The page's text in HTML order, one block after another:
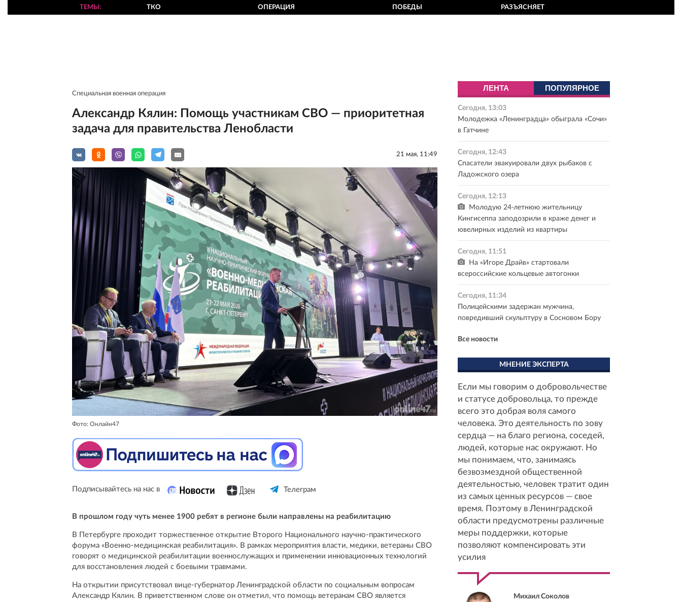
ТЕМЫ ТКО ОПЕРАЦИЯ ПОБЕДЫ РАЗЪЯСНЯЕТ
Специальная военная операция
Александр Кялин: Помощь участникам СВО — приоритетная
задача для правительства Ленобласти
21 мая, 11:49
Фото: Онлайн47
Подписывайтесь на нас в Телеграм
В прошлом году чуть менее 1900 ребят в регионе были направлены на реабилитацию
В Петербурге проходит торжественное открытие Второго Национального научно-практического
форума «Военно-медицинская реабилитация». В рамках мероприятия власти, медики, ветераны СВО
говорят о медицинской реабилитации военнослужащих и применении инновационных технологий
для восстановления людей с боевыми травмами.
На открытии присутствовал вице-губернатор Ленинградской области по социальным вопросам
Александр Кялин. В приветственном слове он отметил, что помощь ветеранам СВО является
ЛЕНТА ПОПУЛЯРНОЕ
Сегодня, 13:03
Молодежка «Ленинградца» обыграла «Сочи»
в Гатчине
Сегодня, 12:43
Спасатели эвакуировали двух рыбаков с
Ладожского озера
Сегодня, 12:13
Молодую 24-летнюю жительницу
Кингисеппа заподозрили в краже денег и
ювелирных изделий из квартиры
Сегодня, 11:51
На «Игоре Драйв» стартовали
всероссийские кольцевые автогонки
Сегодня, 11:34
Полицейскими задержан мужчина,
повредивший скульптуру в Сосновом Бору
Все новости
МНЕНИЕ ЭКСПЕРТА
Если мы говорим о добровольчестве
и статусе добровольца, то прежде
всего это добрая воля самого
человека. Это деятельность по зову
сердца — на благо региона, соседей,
людей, которые нас окружают. Но
мы понимаем, что, занимаясь
безвозмездной общественной
деятельностью, человек тратит один
из самых ценных ресурсов — свое
время. Поэтому в Ленинградской
области предусмотрены различные
меры поддержки, которые
позволяют компенсировать эти
усилия
Михаил Соколов